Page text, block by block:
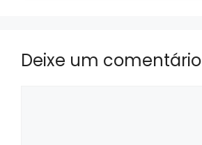
Deixe um comentário